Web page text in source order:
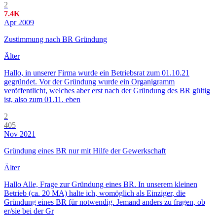
2
7.4K
Apr 2009
Zustimmung nach BR Gründung
Älter
Hallo, in unserer Firma wurde ein Betriebsrat zum 01.10.21
gegründet. Vor der Gründung wurde ein Organigramm
veröffentlicht, welches aber erst nach der Gründung des BR gültig
ist, also zum 01.11. eben
2
405
Nov 2021
Gründung eines BR nur mit Hilfe der Gewerkschaft
Älter
Hallo Alle, Frage zur Gründung eines BR. In unserem kleinen
Betrieb (ca. 20 MA) halte ich, womöglich als Einziger, die
Gründung eines BR für notwendig. Jemand anders zu fragen, ob
er/sie bei der Gr